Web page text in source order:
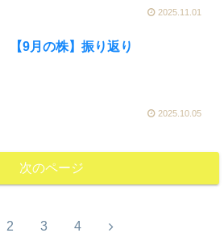
2025.11.01
【9月の株】振り返り
2025.10.05
次のページ
2 3 4